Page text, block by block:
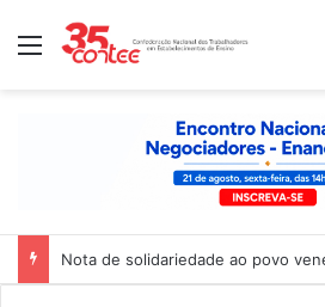
Menu
Nota de solidariedade ao povo